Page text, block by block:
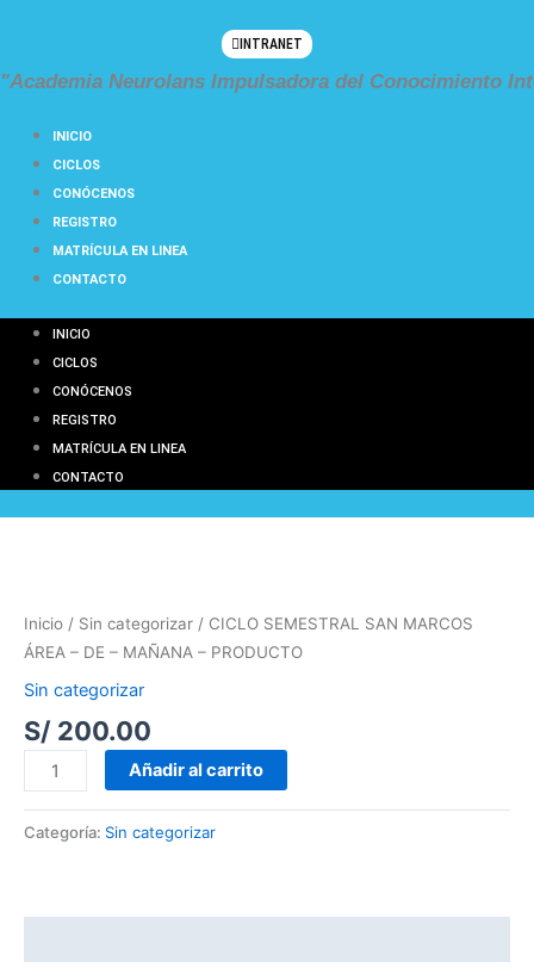
contenido
INTRANET
"Academia Neurolans Impulsadora del Conocimiento
INICIO
CICLOS
CONÓCENOS
REGISTRO
MATRÍCULA EN LINEA
CONTACTO
INICIO
CICLOS
CONÓCENOS
REGISTRO
MATRÍCULA EN LINEA
CONTACTO
Inicio / Sin categorizar / CICLO SEMESTRAL SAN MARCOS
ÁREA – DE – MAÑANA – PRODUCTO
Sin categorizar
S/ 200.00
MARCOS
ÁREA
DE
-
MAÑANA
-
PRODUCTO
cantidad
Añadir al carrito
Categoría: Sin categorizar